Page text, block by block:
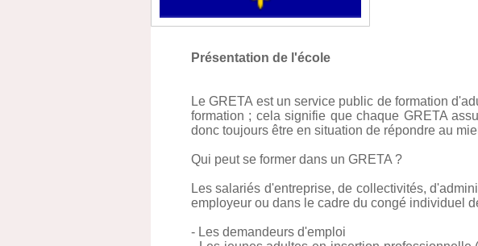
Présentation de l'école
Le GRETA est un service public de formation
formation ; cela signifie que chaque GRETA
donc toujours être en situation de répondre au
Qui peut se former dans un GRETA ?
Les salariés d'entreprise, de collectivités,
employeur ou dans le cadre du congé individuel
- Les demandeurs d'emploi